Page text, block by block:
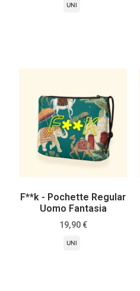
UNI
F**k - Pochette Regular
Uomo Fantasia
19,90 €
UNI